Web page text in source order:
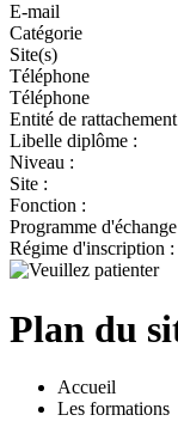
E-mail
Catégorie
Site(s)
Téléphone
Téléphone
Entité de
Libelle diplôme :
Niveau :
Site :
Fonction :
Programme
Régime d'inscription :
Plan du
Accueil
Les formations